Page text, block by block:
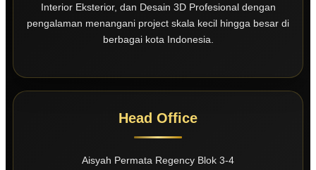
Interior Eksterior, dan Desain 3D Profesional dengan
pengalaman menangani project skala kecil hingga besar di
berbagai kota Indonesia.
Head Office
Aisyah Permata Regency Blok 3-4